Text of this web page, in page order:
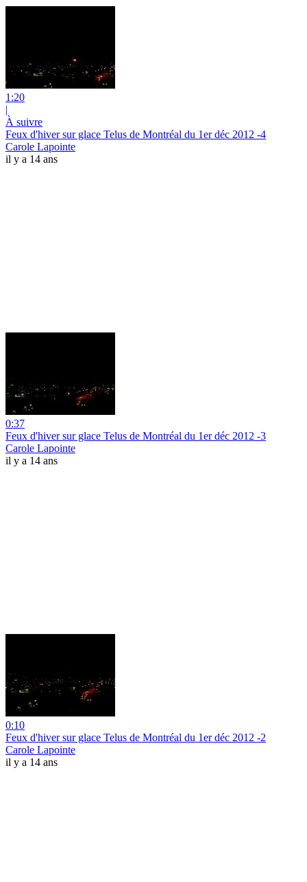
1:20
|
À suivre
Feux d'hiver sur glace Telus de Montréal du 1er déc 2012 -4
Carole Lapointe
il y a 14 ans
0:37
Feux d'hiver sur glace Telus de Montréal du 1er déc 2012 -3
Carole Lapointe
il y a 14 ans
0:10
Feux d'hiver sur glace Telus de Montréal du 1er déc 2012 -2
Carole Lapointe
il y a 14 ans